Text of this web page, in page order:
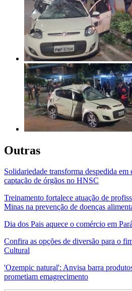
Outras
Solidariedade transforma despedida em
captação de órgãos no HNSC
Treinamento fortalece atuação de
Minas na prevenção de doenças
Dia dos Pais aquece o comércio em
Confira as opções de diversão para o
Cultural
'Ozempic natural': Anvisa barra
prometiam emagrecimento